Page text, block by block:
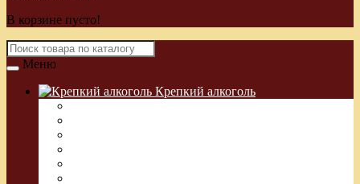
В корзине пусто!
Меню
Крепкий алкоголь